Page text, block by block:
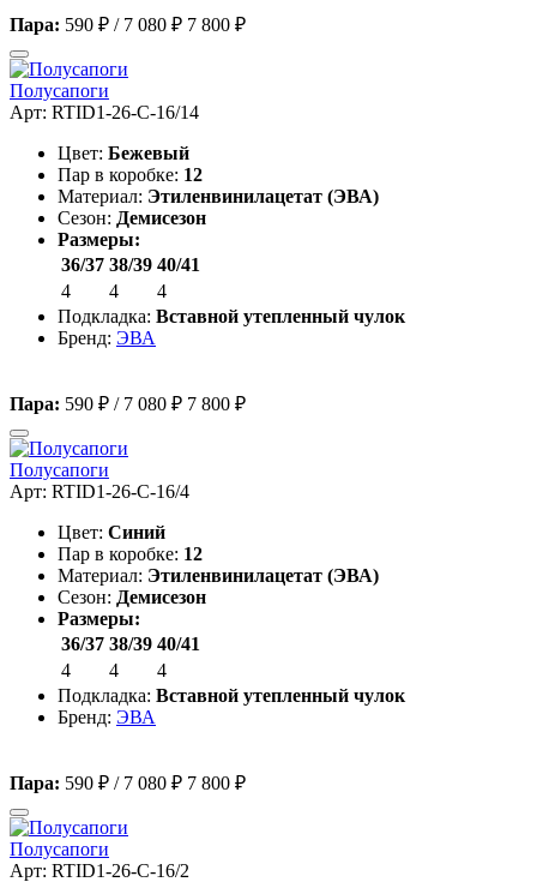
Пара: 590 ₽ / 7 080 ₽ 7 800 ₽
Полусапоги
Арт: RTID1-26-C-16/14
Цвет: Бежевый
Пар в коробке: 12
Материал: Этиленвинилацетат (ЭВА)
Сезон: Демисезон
Размеры:
36/37 38/39 40/41
4
4
4
Подкладка: Вставной утепленный чулок
Бренд: ЭВА
Пара: 590 ₽ / 7 080 ₽ 7 800 ₽
Полусапоги
Арт: RTID1-26-C-16/4
Цвет: Синий
Пар в коробке: 12
Материал: Этиленвинилацетат (ЭВА)
Сезон: Демисезон
Размеры:
36/37 38/39 40/41
4
4
4
Подкладка: Вставной утепленный чулок
Бренд: ЭВА
Пара: 590 ₽ / 7 080 ₽ 7 800 ₽
Полусапоги
Арт: RTID1-26-C-16/2